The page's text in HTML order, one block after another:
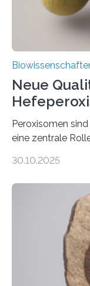
Neue
Peroxisomen
eine zentrale
erfüllen können,
der Ruhr-
und Dr. Ismaila
unbekannten
peroxisomalen
Saccharomyces
Studie wurde
30.10.2025